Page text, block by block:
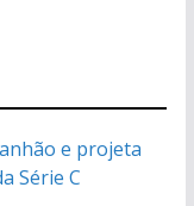
e projeta
Série C